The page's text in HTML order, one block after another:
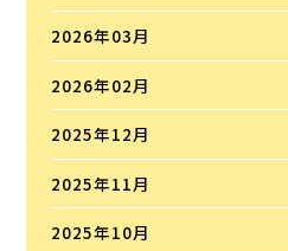
2026年03月
2026年02月
2025年12月
2025年11月
2025年10月